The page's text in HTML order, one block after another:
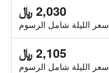
2,030 ﷼
سعر الليلة شامل الرسوم
2,105 ﷼
سعر الليلة شامل الرسوم